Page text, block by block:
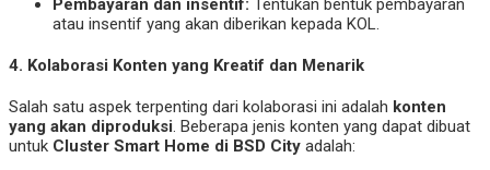
Pembayaran dan insentif: Tentukan bentuk pembayaran
atau insentif yang akan diberikan kepada KOL.
4. Kolaborasi Konten yang Kreatif dan Menarik
Salah satu aspek terpenting dari kolaborasi ini adalah konten
yang akan diproduksi . Beberapa jenis konten yang dapat dibuat
untuk Cluster Smart Home di BSD City adalah: